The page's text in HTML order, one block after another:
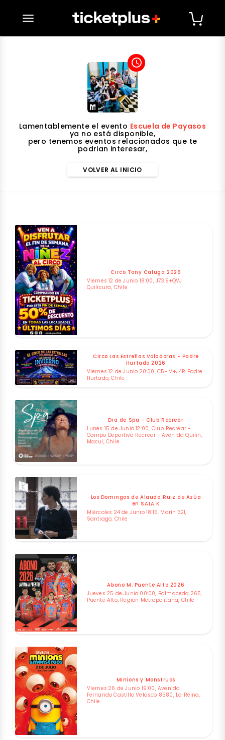
desplegar navegación
access_time
Lamentablemente el evento Escuela de Payasos
ya no está disponible,
pero tenemos eventos relacionados que te
podrian interesar,
VOLVER AL INICIO
Circo Tony Caluga 2026
Viernes 12 de Junio 18:00, J7G9+QVJ
Quilicura, Chile
Circo Las Estrellas Voladoras - Padre
Hurtado 2026
Viernes 12 de Junio 20:00, C5HM+J4R Padre
Hurtado, Chile
Dia de Spa - Club Recrear
Lunes 15 de Junio 12:00, Club Recrear -
Campo Deportivo Recrear - Avenida Quilin,
Macul, Chile
Los Domingos de Alauda Ruiz de Azúa
en SALA K
Miércoles 24 de Junio 18:15, Marín 321,
Santiago, Chile
Abono M. Puente Alto 2026
Jueves 25 de Junio 00:00, Balmaceda 265,
Puente Alto, Región Metropolitana, Chile
Minions y Monstruos
Viernes 26 de Junio 19:00, Avenida
Fernando Castillo Velasco 8580, La Reina,
Chile